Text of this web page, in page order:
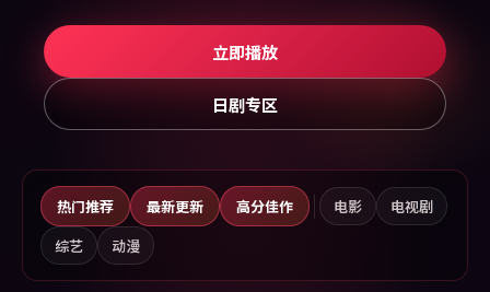
立即播放
日剧专区
热门推荐 最新更新 高分佳作 电影 电视剧
综艺 动漫